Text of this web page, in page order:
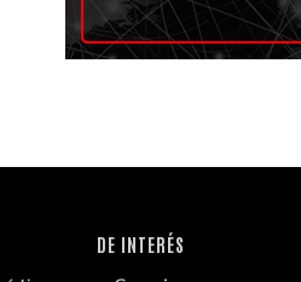
DE INTERÉS